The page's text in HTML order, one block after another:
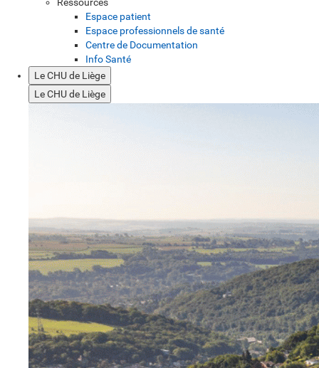
Espace patient
Espace professionnels de santé
Centre de Documentation
Info Santé
Le CHU de Liège
Le CHU de Liège